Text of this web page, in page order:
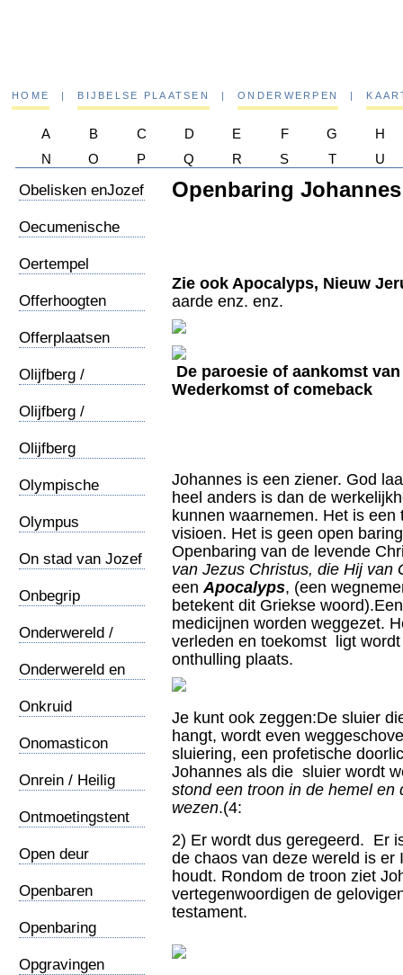
HOME | BIJBELSE PLAATSEN | ONDERWERPEN |
A B C D E F G
H
N
O P Q R S T U
Obelisken enJozef
Oecumenische
Oertempel
Offerhoogten
Offerplaatsen
Olijfberg /
Olijfberg /
Olijfberg
Olympische
Olympus
On stad van Jozef
Onbegrip
Onderwereld /
Onderwereld en
Onkruid
Onomasticon
Onrein / Heilig
Ontmoetingstent
Open deur
Openbaren
Openbaring
Opgravingen
Openbaring Johannes
Zie ook Apocalyps, Nieuw
aarde enz. enz.
De paroesie of aankomst
Wederkomst of comeback
Johannes is een ziener. God
heel anders is dan de
kunnen waarnemen. Het is
visioen. Het is geen open
Openbaring van de levende
van Jezus Christus, die Hij van
eenApocalyps, (een
betekent dit Griekse
medicijnen worden weggezet.
verleden en toekomst ligt
onthulling plaats.
Je kunt ook zeggen:De sluier
hangt, wordt even
sluiering, een profetische
Johannes als die sluier wordt
stond een troon in de hemel
wezen.(4:
2) Er wordt dus geregeerd. Er
de chaos van deze wereld is
houdt. Rondom de troon ziet
vertegenwoordigen de
testament.